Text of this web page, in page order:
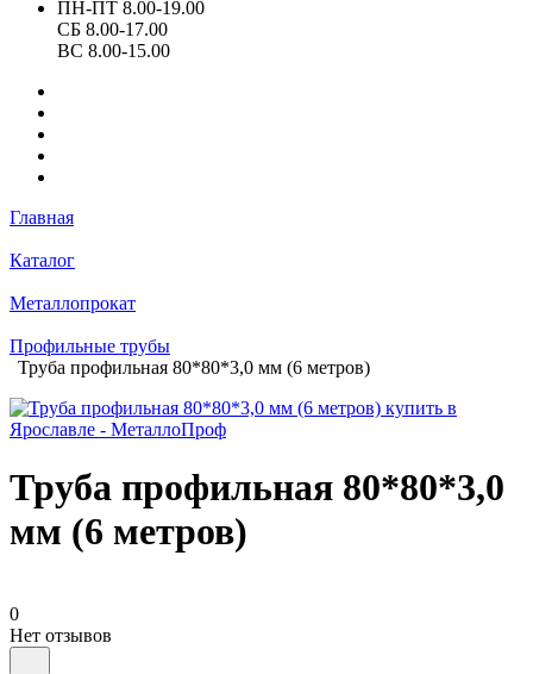
ПН-ПТ 8.00-19.00
СБ 8.00-17.00
ВС 8.00-15.00
Главная
Каталог
Металлопрокат
Профильные трубы
Труба профильная 80*80*3,0 мм (6 метров)
Труба профильная 80*80*3,0
мм (6 метров)
0
Нет отзывов